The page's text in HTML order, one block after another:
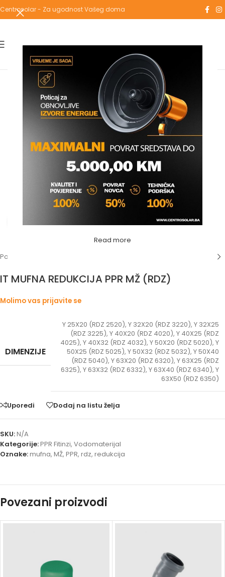
Read more
Centrosolar - Za ugodnost Vašeg doma
Početna
IT MUFNA REDUKCIJA PPR MŽ (RDZ)
Molimo vas prijavite se
DIMENZIJE
Y 25X20 (RDZ 2520), Y 32X20 (RDZ 3220), Y 32X25
(RDZ 3225), Y 40X20 (RDZ 4020), Y 40X25 (RDZ
4025), Y 40X32 (RDZ 4032), Y 50X20 (RDZ 5020), Y
50X25 (RDZ 5025), Y 50X32 (RDZ 5032), Y 50X40
(RDZ 5040), Y 63X20 (RDZ 6320), Y 63X25 (RDZ
6325), Y 63X32 (RDZ 6332), Y 63X40 (RDZ 6340), Y
63X50 (RDZ 6350)
Uporedi Dodaj na listu želja
SKU:N/A
Kategorije:PPR Fitinzi, Vodomaterijal
Oznake:mufna, MŽ, PPR, rdz, redukcija
Povezani proizvodi